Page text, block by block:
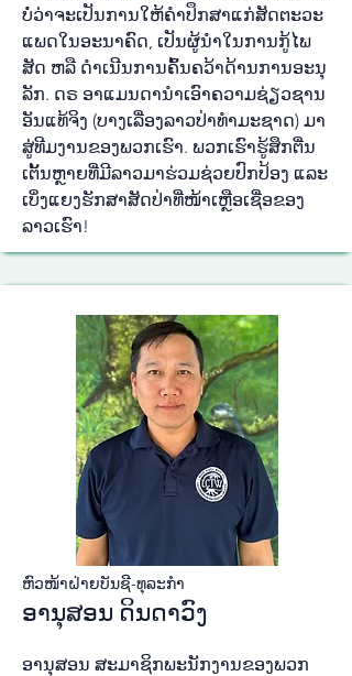
ບໍ່​ວ່າ​ຈະ​ເປັນ​ການ​ໃຫ້​ຄຳ​ປຶກ​ສາ​ແກ່​ສັດ​ຕະ​ວະ​
ແພດ​ໃນ​ອະ​ນາ​ຄົດ, ເປັນ​ຜູ້​ນຳ​ໃນ​ການ​ກູ້​ໄພ​
ສັດ ຫລື ດຳ​ເນີນ​ການ​ຄົ້ນ​ຄວ້າ​ດ້ານ​ການ​ອະ​ນຸ​
ລັກ. ດ​ຣ ອາ​ແມນ​ດາ​ນຳ​ເອົາ​ຄວາມ​ຊ່ຽວ​ຊານ​
ອັນ​ແທ້​ຈິງ (ບາງ​ເລື່ອງ​ລາວ​ປ່າ​ທຳ​ມະ​ຊາດ) ມາ​
ສູ່​ທີມ​ງານ​ຂອງ​ພວກ​ເຮົາ. ພວກ​ເຮົາ​ຮູ້​ສຶກ​ຕື່ນ​
ເຕັ້ນ​ຫຼາຍ​ທີ່​ມີ​ລາວ​ມາ​ຮ່ວມ​ຊ່ວຍ​ປົກ​ປ້ອງ ແລະ
ເບິ່ງ​ແຍງ​ຮັກ​ສາ​ສັດ​ປ່າ​ທີ່​ໜ້າ​ເຫຼືອ​ເຊື່ອ​ຂອງ​
ລາວ​ເຮົາ!
ຫົ​ວ​ໜ້າ​ຝ່າຍ​ບັນ​ຊີ-ທຸ​ລະ​ກຳ
ອາ​ນຸ​ສອນ ດິນ​ດາ​ວົງ​
ອາ​ນຸ​ສອນ ສະ​ມາ​ຊິກ​ພະ​ນັກ​ງານ​ຂອງ​ພວກ​